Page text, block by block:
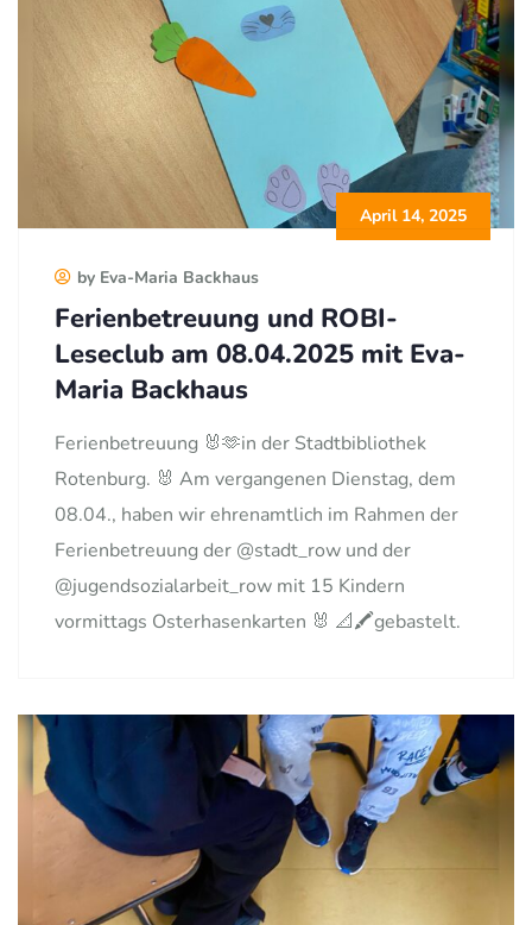
April 14, 2025
by Eva-Maria Backhaus
Ferienbetreuung und ROBI-
Leseclub am 08.04.2025 mit Eva-
Maria Backhaus
Ferienbetreuung 🐰🫶in der Stadtbibliothek
Rotenburg. 🐰 Am vergangenen Dienstag, dem
08.04., haben wir ehrenamtlich im Rahmen der
Ferienbetreuung der @stadt_row und der
@jugendsozialarbeit_row mit 15 Kindern
vormittags Osterhasenkarten 🐰 📐🖍️gebastelt.